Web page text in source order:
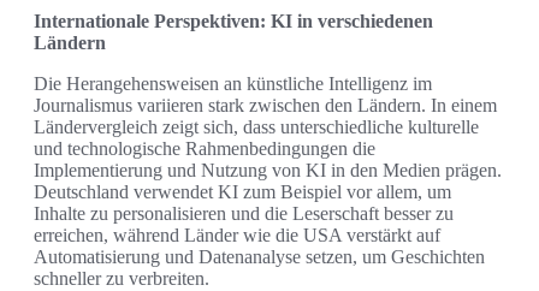
Internationale Perspektiven: KI in verschiedenen
Ländern
Die Herangehensweisen an künstliche Intelligenz im
Journalismus variieren stark zwischen den Ländern. In einem
Ländervergleich zeigt sich, dass unterschiedliche kulturelle
und technologische Rahmenbedingungen die
Implementierung und Nutzung von KI in den Medien prägen.
Deutschland verwendet KI zum Beispiel vor allem, um
Inhalte zu personalisieren und die Leserschaft besser zu
erreichen, während Länder wie die USA verstärkt auf
Automatisierung und Datenanalyse setzen, um Geschichten
schneller zu verbreiten.